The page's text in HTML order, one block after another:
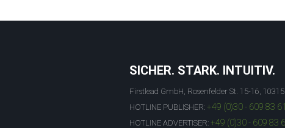
SICHER. STARK. INTUITIV.
Firstlead GmbH, Rosenfelder St. 15-16,
HOTLINE PUBLISHER: +49 (0)30 - 609 83
HOTLINE ADVERTISER: +49 (0)30 - 609 83